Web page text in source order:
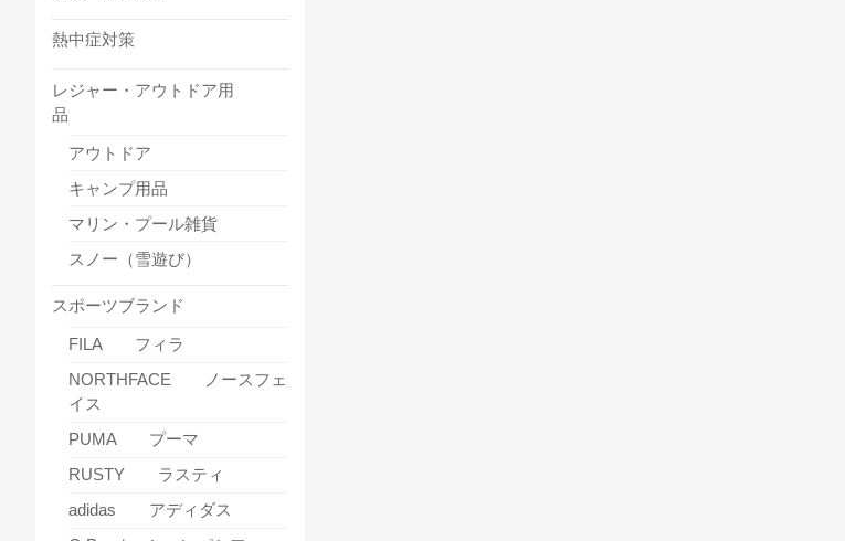
熱中症対策
レジャー・アウトドア用
品
アウトドア
キャンプ用品
マリン・プール雑貨
スノー（雪遊び）
スポーツブランド
FILA フィラ
NORTHFACE ノースフェ
イス
PUMA プーマ
RUSTY ラスティ
adidas アディダス